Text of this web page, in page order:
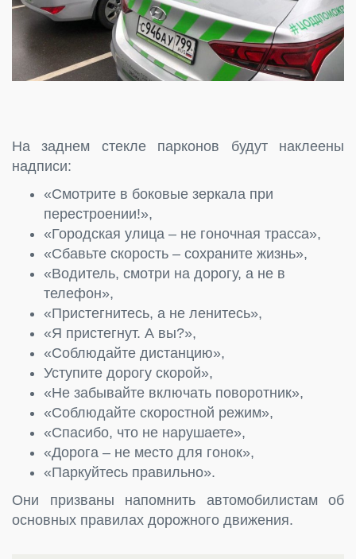
На заднем стекле парконов будут наклеены
надписи:
«Смотрите в боковые зеркала при
перестроении!»,
«Городская улица – не гоночная трасса»,
«Сбавьте скорость – сохраните жизнь»,
«Водитель, смотри на дорогу, а не в
телефон»,
«Пристегнитесь, а не ленитесь»,
«Я пристегнут. А вы?»,
«Соблюдайте дистанцию»,
Уступите дорогу скорой»,
«Не забывайте включать поворотник»,
«Соблюдайте скоростной режим»,
«Спасибо, что не нарушаете»,
«Дорога – не место для гонок»,
«Паркуйтесь правильно».
Они призваны напомнить автомобилистам об
основных правилах дорожного движения.